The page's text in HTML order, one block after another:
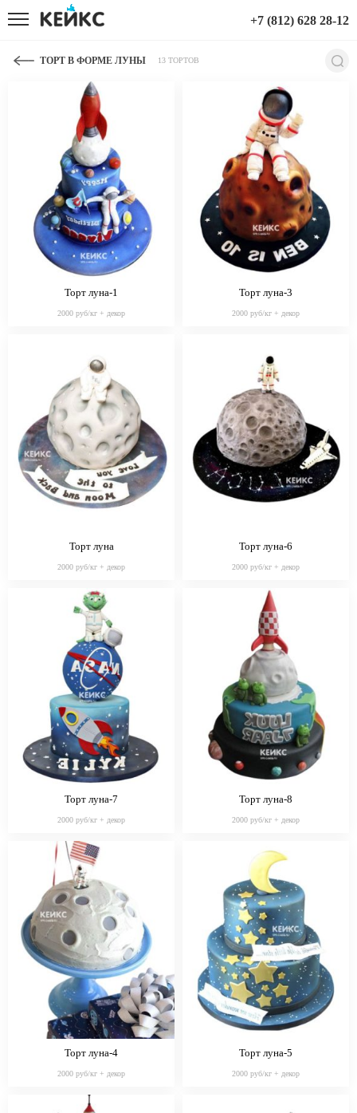
+7 (812) 628 28-12
ТОРТ В ФОРМЕ ЛУНЫ 13 ТОРТОВ
Торт луна-1
2000 руб/кг + декор
Торт луна-3
2000 руб/кг + декор
Торт луна
2000 руб/кг + декор
Торт луна-6
2000 руб/кг + декор
Торт луна-7
2000 руб/кг + декор
Торт луна-8
2000 руб/кг + декор
Торт луна-4
2000 руб/кг + декор
Торт луна-5
2000 руб/кг + декор